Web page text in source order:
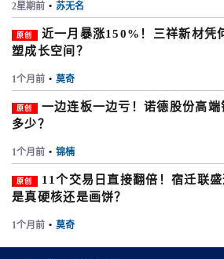
2星期前 • 苏无名
原创
近一月暴涨150%！三祥新材凭
塑成长空间？
1个月前 • 莫奇
原创
一边连板一边亏！诺德股份高
多少？
1个月前 • 锦楠
原创
11个交易日直接翻倍！宿迁联
是真硬核还是画饼？
1个月前 • 莫奇